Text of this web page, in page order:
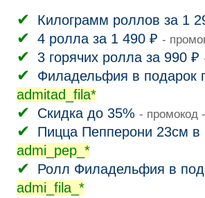
Килограмм роллов за 1
4 ролла за 1 490 ₽ -
3 горячих ролла за 990 ₽
Филадельфия в подарок
admitad_fila*
Скидка до 35% - промокод
Пицца Пепперони 23см в
admi_pep_*
Ролл Филадельфия в
admi_fila_*